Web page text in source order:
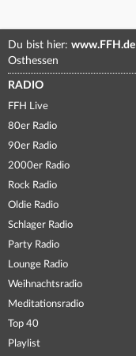
Du bist hier: www.FFH.de
Osthessen
RADIO
FFH Live
80er Radio
90er Radio
2000er Radio
Rock Radio
Oldie Radio
Schlager Radio
Party Radio
Lounge Radio
Weihnachtsradio
Meditationsradio
Top 40
Playlist